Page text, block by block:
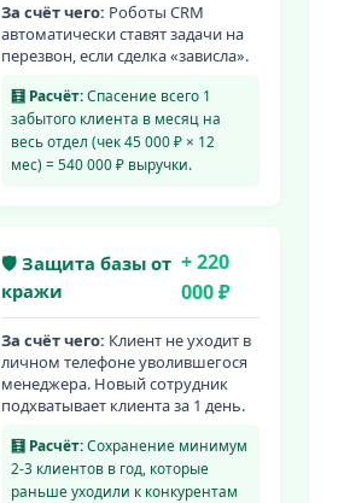
За счёт чего: Роботы CRM
автоматически ставят задачи на
перезвон, если сделка «зависла».
🧮 Расчёт:Спасение всего 1
забытого клиента в месяц на
весь отдел (чек 45 000 ₽ × 12
мес) = 540 000 ₽ выручки.
🛡 Защита базы от
кражи
+ 220
000 ₽
За счёт чего: Клиент не уходит в
личном телефоне уволившегося
менеджера. Новый сотрудник
подхватывает клиента за 1 день.
🧮 Расчёт:Сохранение минимум
2-3 клиентов в год, которые
раньше уходили к конкурентам